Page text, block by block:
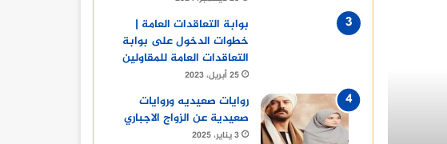
بوابة التعاقدات العامة |
خطوات الدخول على بوابة
التعاقدات العامة للمقاولين
25 أبريل، 2023
روايات صعيديه وروايات
صعيدية عن الزواج الاجباري
3 يناير، 2025